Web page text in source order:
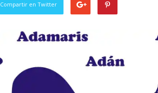
Compartir en Twitter